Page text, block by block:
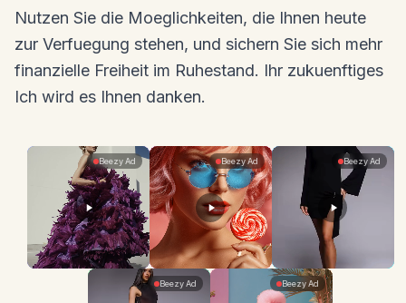
Nutzen Sie die Moeglichkeiten, die Ihnen heute
zur Verfuegung stehen, und sichern Sie sich mehr
finanzielle Freiheit im Ruhestand. Ihr zukuenftiges
Ich wird es Ihnen danken.